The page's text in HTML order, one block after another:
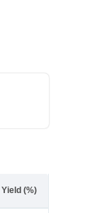
Yield (%)